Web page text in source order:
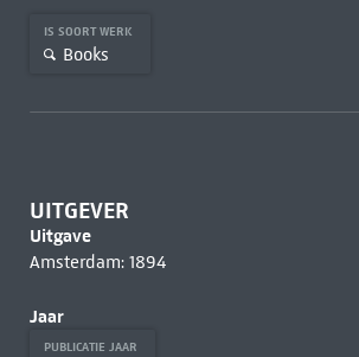
IS SOORT WERK
Books
UITGEVER
Uitgave
Amsterdam: 1894
Jaar
PUBLICATIE JAAR